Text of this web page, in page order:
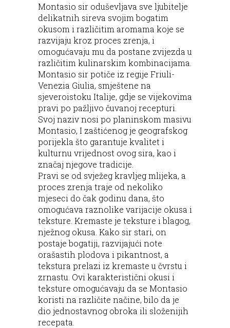
Montasio sir oduševljava sve ljubitelje
delikatnih sireva svojim bogatim
okusom i različitim aromama koje se
razvijaju kroz proces zrenja, i
omogućavaju mu da postane zvijezda u
različitim kulinarskim kombinacijama.
Montasio sir potiče iz regije Friuli-
Venezia Giulia, smještene na
sjeveroistoku Italije, gdje se vijekovima
pravi po pažljivo čuvanoj recepturi.
Svoj naziv nosi po planinskom masivu
Montasio, I zaštićenog je geografskog
porijekla što garantuje kvalitet i
kulturnu vrijednost ovog sira, kao i
značaj njegove tradicije.
Pravi se od svježeg kravljeg mlijeka, a
proces zrenja traje od nekoliko
mjeseci do čak godinu dana, što
omogućava raznolike varijacije okusa i
teksture. Kremaste je teksture i blagog,
nježnog okusa. Kako sir stari, on
postaje bogatiji, razvijajući note
orašastih plodova i pikantnost, a
tekstura prelazi iz kremaste u čvrstu i
zrnastu. Ovi karakteristični okusi i
teksture omogućavaju da se Montasio
koristi na različite načine, bilo da je
dio jednostavnog obroka ili složenijih
recepata.